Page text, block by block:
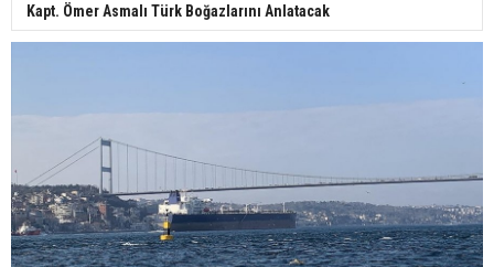
Kapt. Ömer Asmalı Türk Boğazlarını Anlatacak